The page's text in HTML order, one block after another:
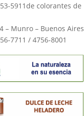
5911de colorantes de
– Munro – Buenos Aires
7711 / 4756-8001